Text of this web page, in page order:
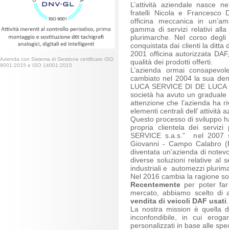
Azienda con Sistema di Gestione certificato ISO
9001:2015 e ISO 14001:2015
L’attività aziendale nasce
fratelli Nicola e Francesco
officina meccanica in
gamma di servizi relativi
plurimarche. Nel corso
conquistata dai clienti la ditta
2001 officina autorizzata
qualità dei prodotti offerti.
L’azienda ormai
cambiato nel 2004 la sua
LUCA SERVICE DI DE
società ha avuto un graduale
attenzione che l’azienda ha
elementi centrali dell’ attività
Questo processo di sviluppo
propria clientela dei
SERVICE s.a.s.” nel
Giovanni - Campo Calabro
diventata un’azienda di
diverse soluzioni relative al
industriali e automezzi
Nel 2016 cambia la ragione
Recentemente per poter
mercato, abbiamo scelto
vendita di veicoli DAF usati
La nostra mission è quella
inconfondibile, in cui
personalizzati in base alle